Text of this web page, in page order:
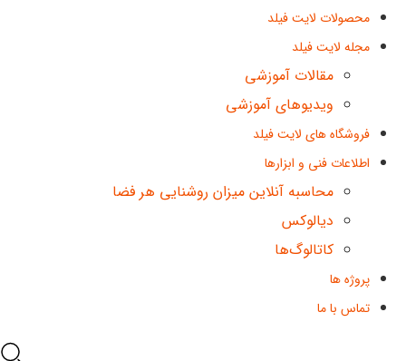
محصولات لایت فیلد
مجله لایت فیلد
مقالات آموزشی
ویدیوهای آموزشی
فروشگاه های لایت فیلد
اطلاعات فنی و ابزارها
محاسبه آنلاین میزان روشنایی هر فضا
دیالوکس
کاتالوگ‌ها
پروژه ها
تماس با ما